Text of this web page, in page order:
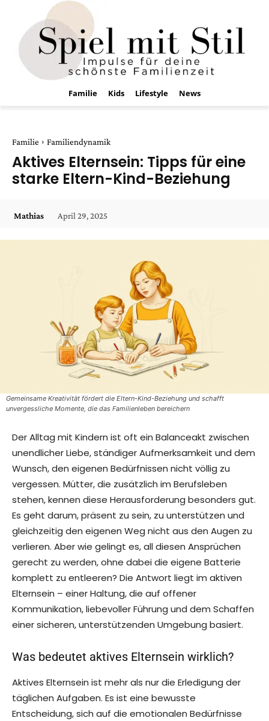
Familie Kids Lifestyle News
Familie Familiendynamik
Aktives Elternsein: Tipps für eine
starke Eltern-Kind-Beziehung
Mathias April 29, 2025
Gemeinsame Kreativität fördert die Eltern-Kind-Beziehung und schafft
unvergessliche Momente, die das Familienleben bereichern
Der Alltag mit Kindern ist oft ein Balanceakt zwischen
unendlicher Liebe, ständiger Aufmerksamkeit und dem
Wunsch, den eigenen Bedürfnissen nicht völlig zu
vergessen. Mütter, die zusätzlich im Berufsleben
stehen, kennen diese Herausforderung besonders gut.
Es geht darum, präsent zu sein, zu unterstützen und
gleichzeitig den eigenen Weg nicht aus den Augen zu
verlieren. Aber wie gelingt es, all diesen Ansprüchen
gerecht zu werden, ohne dabei die eigene Batterie
komplett zu entleeren? Die Antwort liegt im aktiven
Elternsein – einer Haltung, die auf offener
Kommunikation, liebevoller Führung und dem Schaffen
einer sicheren, unterstützenden Umgebung basiert.
Was bedeutet aktives Elternsein wirklich?
Aktives Elternsein ist mehr als nur die Erledigung der
täglichen Aufgaben. Es ist eine bewusste
Entscheidung, sich auf die emotionalen Bedürfnisse